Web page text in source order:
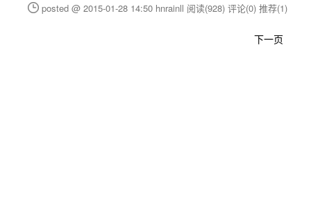
posted @ 2015-01-28 14:50 hnrainll 阅读(928) 评论(0) 推荐(1)
下一页